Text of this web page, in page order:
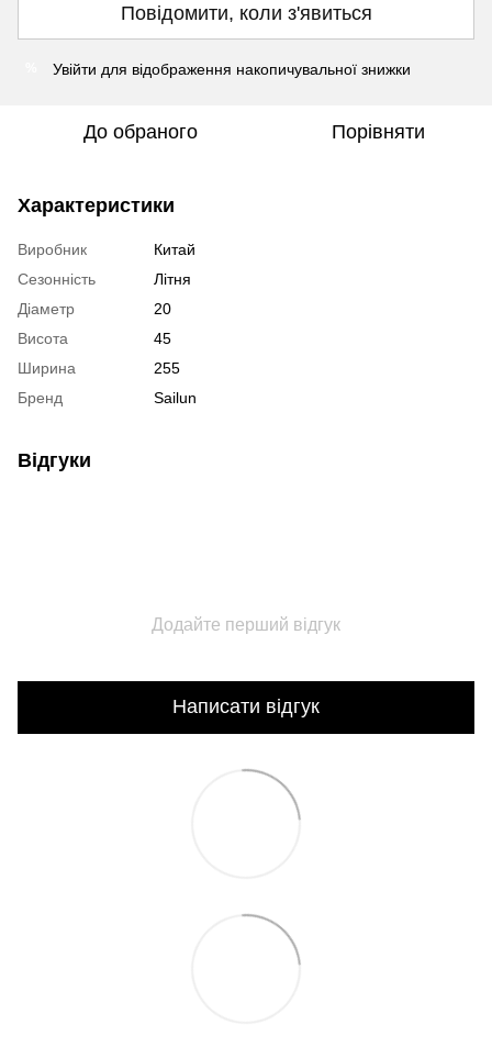
Повідомити, коли з'явиться
Увійти для відображення накопичувальної знижки
До обраного Порівняти
Характеристики
Виробник
Китай
Сезонність
Літня
Діаметр
20
Висота
45
Ширина
255
Бренд
Sailun
Відгуки
Додайте перший відгук
Написати відгук